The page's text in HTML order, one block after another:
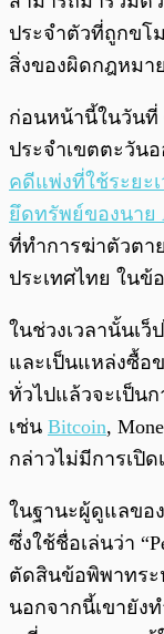
ประจำตัวที่ถูกขโ
สิ่งของผิดกฎหมา
ก่อนหน้านี้ในวันที่
ประจำเขตตะวัน
คดีแพ่งที่ใช้ระยะ
ยึดทรัพย์ของนาย
ที่ทำการฆ่าตัวตา
ประเทศไทย ในข้
ในช่วงเวลานั้นเว็
และเป็นแหล่งซื้อ
ทั่วไปแล้วจะเป็น
เช่น Bitcoin,
กล่าวไม่มีการเปิ
ในฐานะผู้ดูแลของ
ซึ่งใช้ชื่อเล่นว่า
ตัดสินข้อพิพาทระ
นอกจากนี้เขายัง